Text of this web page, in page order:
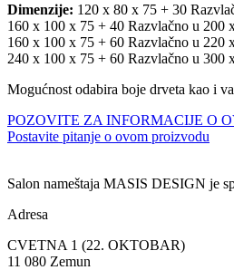
Dimenzije: 120 x 80 x 75 + 30
160 x 100 x 75 + 40 Razvlačno u 200
160 x 100 x 75 + 60 Razvlačno u 220
240 x 100 x 75 + 60 Razvlačno u 300
Mogućnost odabira boje drveta kao i
POZOVITE ZA INFORMACIJE O
Postavite pitanje o ovom proizvodu
Salon nameštaja MASIS DESIGN je
Adresa
CVETNA 1 (22. OKTOBAR)
11 080 Zemun